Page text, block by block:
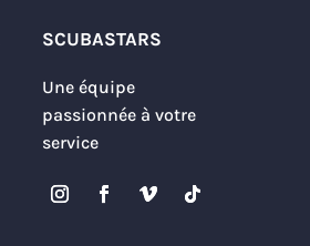
SCUBASTARS
Une équipe
passionnée à votre
service